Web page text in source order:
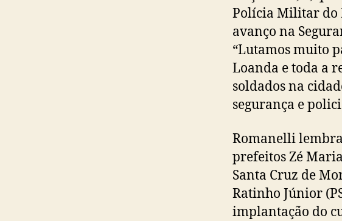
Polícia Militar do
avanço na
“Lutamos muito
Loanda e toda a
soldados na
segurança e
Romanelli
prefeitos Zé
Santa Cruz de
Ratinho Júnior
implantação do